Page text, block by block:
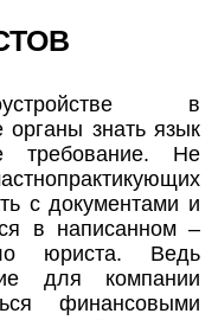
в
органы знать язык
требование. Не
с документами и
в написанном –
юриста. Ведь
для компании
финансовыми